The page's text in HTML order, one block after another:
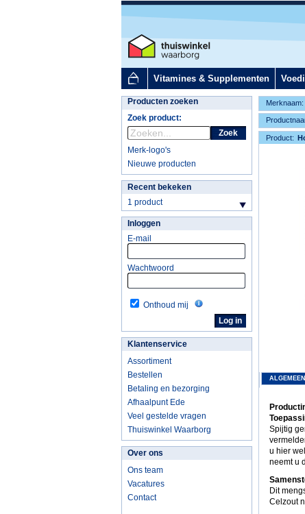
Vitamines & Supplementen
Merknaam:
Producten zoeken
Zoek product:
Zoek
Merk-logo's
Nieuwe producten
Recent bekeken
1 product
Inloggen
E-mail
Wachtwoord
Onthoud mij
Klantenservice
Assortiment
Bestellen
Betaling en bezorging
Afhaalpunt Ede
Veel gestelde vragen
Thuiswinkel Waarborg
Over ons
Ons team
Vacatures
Contact
Product:
ALGEMEEN
Spijtig
u hier
neemt u
Dit
Celzout